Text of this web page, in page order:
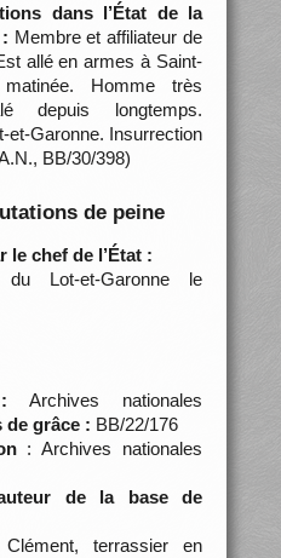
dans l’État de la
Membre et affiliateur de
allé en armes à Saint-
Homme très
depuis longtemps.
et-Garonne. Insurrection
BB/30/398)
de peine
le chef de l’État :
du Lot-et-Garonne le
Archives nationales
de grâce : BB/22/176
: Archives nationales
de la base de
terrassier en